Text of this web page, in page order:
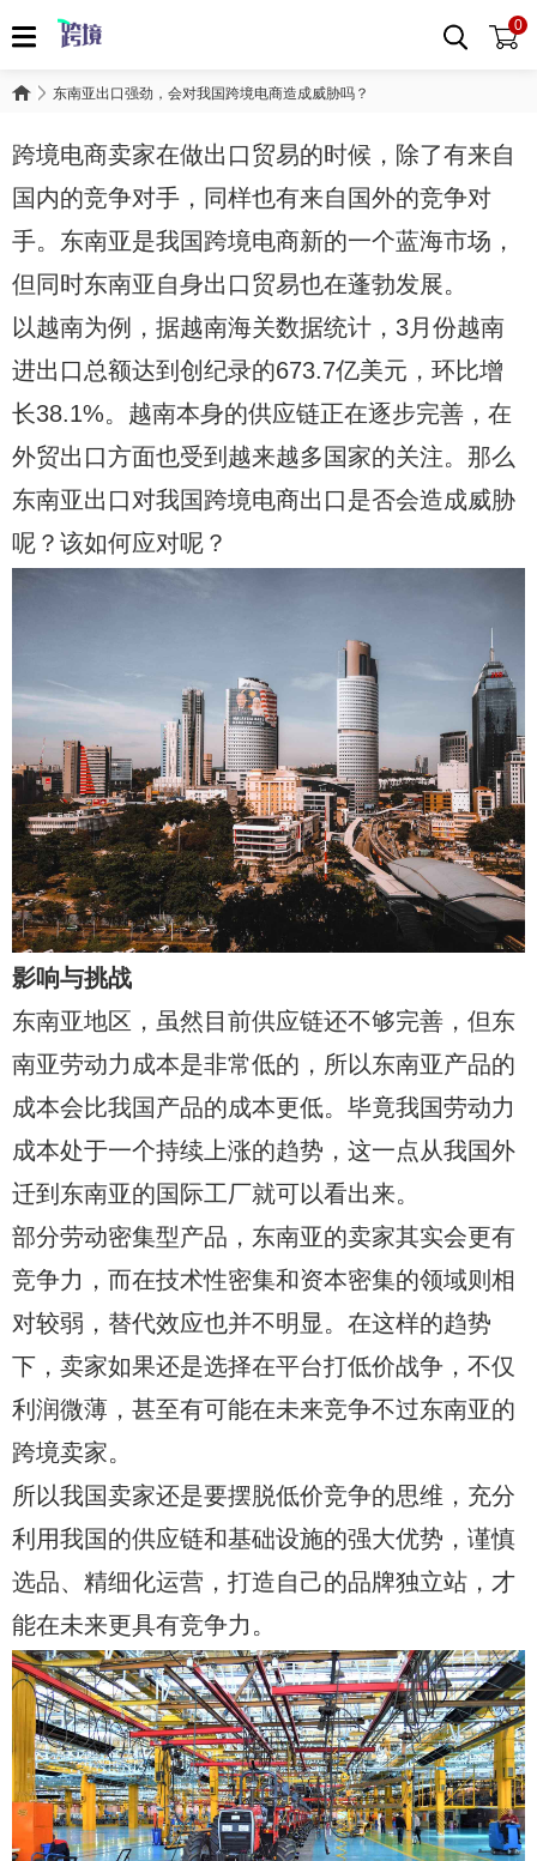
0
东南亚出口强劲，会对我国跨境电商造成威胁吗？
跨境电商卖家在做出口贸易的时候，除了有来自
国内的竞争对手，同样也有来自国外的竞争对
手。东南亚是我国跨境电商新的一个蓝海市场，
但同时东南亚自身出口贸易也在蓬勃发展。
以越南为例，据越南海关数据统计，3月份越南
进出口总额达到创纪录的673.7亿美元，环比增
长38.1%。越南本身的供应链正在逐步完善，在
外贸出口方面也受到越来越多国家的关注。那么
东南亚出口对我国跨境电商出口是否会造成威胁
呢？该如何应对呢？
影响与挑战
东南亚地区，虽然目前供应链还不够完善，但东
南亚劳动力成本是非常低的，所以东南亚产品的
成本会比我国产品的成本更低。毕竟我国劳动力
成本处于一个持续上涨的趋势，这一点从我国外
迁到东南亚的国际工厂就可以看出来。
部分劳动密集型产品，东南亚的卖家其实会更有
竞争力，而在技术性密集和资本密集的领域则相
对较弱，替代效应也并不明显。在这样的趋势
下，卖家如果还是选择在平台打低价战争，不仅
利润微薄，甚至有可能在未来竞争不过东南亚的
跨境卖家。
所以我国卖家还是要摆脱低价竞争的思维，充分
利用我国的供应链和基础设施的强大优势，谨慎
选品、精细化运营，打造自己的品牌独立站，才
能在未来更具有竞争力。